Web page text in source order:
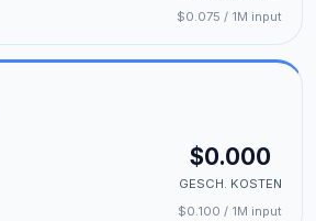
$0.075 / 1M input
$0.000
GESCH. KOSTEN
$0.100 / 1M input